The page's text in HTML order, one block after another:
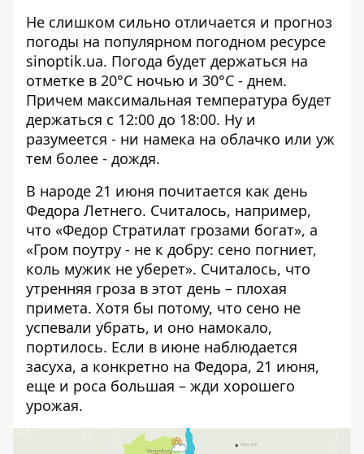
Не слишком сильно отличается и прогноз
погоды на популярном погодном ресурсе
sinoptik.ua. Погода будет держаться на
отметке в 20°C ночью и 30°C - днем.
Причем максимальная температура будет
держаться с 12:00 до 18:00. Ну и
разумеется - ни намека на облачко или уж
тем более - дождя.
В народе 21 июня почитается как день
Федора Летнего. Считалось, например,
что «Федор Стратилат грозами богат», а
«Гром поутру - не к добру: сено погниет,
коль мужик не уберет». Считалось, что
утренняя гроза в этот день – плохая
примета. Хотя бы потому, что сено не
успевали убрать, и оно намокало,
портилось. Если в июне наблюдается
засуха, а конкретно на Федора, 21 июня,
еще и роса большая – жди хорошего
урожая.